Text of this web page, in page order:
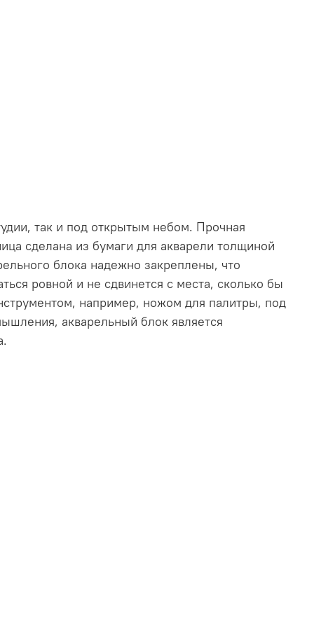
так и под открытым небом. Прочная
сделана из бумаги для акварели толщиной
блока надежно закреплены, что
ровной и не сдвинется с места, сколько бы
например, ножом для палитры, под
акварельный блок является